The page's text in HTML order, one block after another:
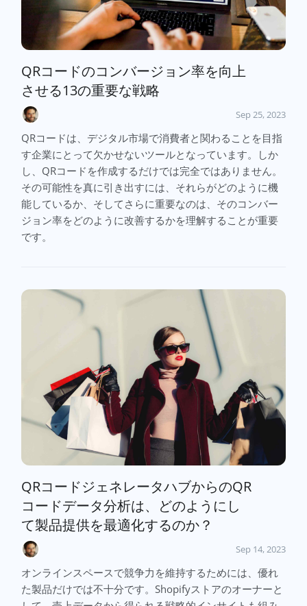
QRコードのコンバージョン率を向上
させる13の重要な戦略
Sep 25, 2023
QRコードは、デジタル市場で消費者と関わることを目指
す企業にとって欠かせないツールとなっています。しか
し、QRコードを作成するだけでは完全ではありません。
その可能性を真に引き出すには、それらがどのように機
能しているか、そしてさらに重要なのは、そのコンバー
ジョン率をどのように改善するかを理解することが重要
です。
QRコードジェネレータハブからのQR
コードデータ分析は、どのようにし
て製品提供を最適化するのか？
Sep 14, 2023
オンラインスペースで競争力を維持するためには、優れ
た製品だけでは不十分です。Shopifyストアのオーナーと